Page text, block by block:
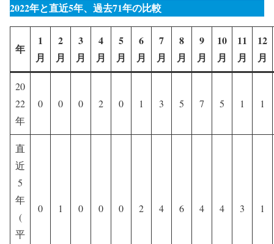
2022年と直近5年、過去71年の比較
年
1
月
2
月
3
月
4
月
5
月
6
月
7
月
8
月
9
月
10
月
11
月
12
月
20
22
年
0 0 0 2 0 1 3 5 7 5 1 1
直
近
5
年
(
平
0 1 0 0 0 2 4 6 4 4 3 1